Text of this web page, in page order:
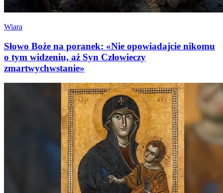
Wiara
Słowo Boże na poranek: «Nie opowiadajcie nikomu
o tym widzeniu, aż Syn Człowieczy
zmartwychwstanie»